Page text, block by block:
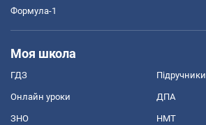
Формула-1
Моя школа
ГДЗ Підручники
Онлайн уроки ДПА
ЗНО НМТ